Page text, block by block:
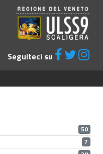
Seguiteci su
50
7